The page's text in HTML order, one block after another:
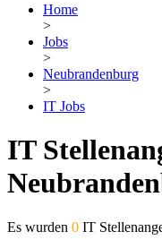
Home
>
Jobs
>
Neubrandenburg
>
IT Jobs
IT
Es wurden 0 IT